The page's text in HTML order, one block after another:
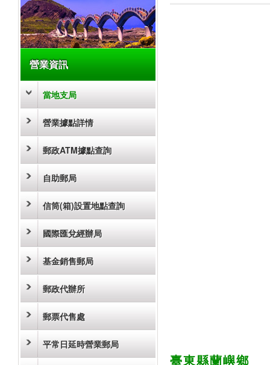
營業資訊
當地支局
營業據點詳情
郵政ATM據點查詢
自助郵局
信筒(箱)設置地點查詢
國際匯兌經辦局
基金銷售郵局
郵政代辦所
郵票代售處
平常日延時營業郵局
臺東縣蘭嶼鄉